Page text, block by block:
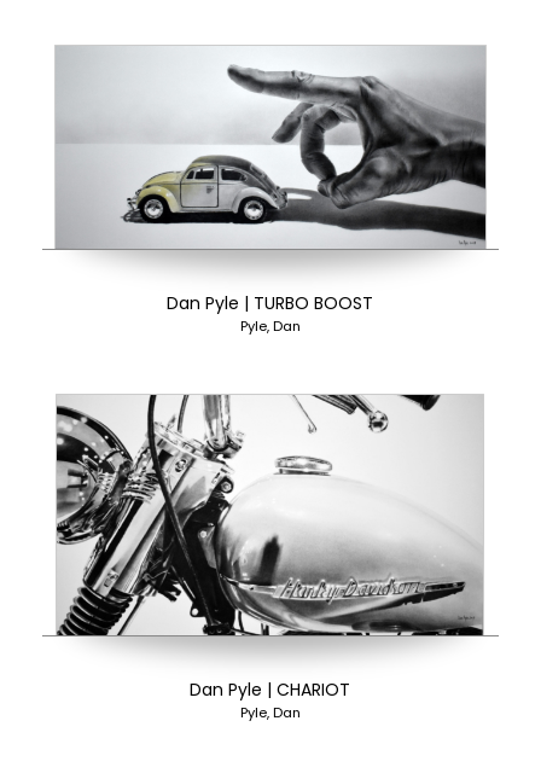
Dan Pyle | TURBO BOOST
Pyle, Dan
Dan Pyle | CHARIOT
Pyle, Dan